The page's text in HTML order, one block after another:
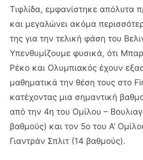
Τιφλίδα, εμφανίστηκε απόλυτα
και μεγαλώνει ακόμα
της για την τελική φάση του
Υπενθυμίζουμε φυσικά, ότι
Ρέκο και Ολυμπιακός έχουν
μαθηματικά την θέση τους στο
κατέχοντας μια σημαντική
από την 4η του Ομίλου –
βαθμούς) και τον 5ο του Α’
Γιαντράν Σπλιτ (14 βαθμούς).